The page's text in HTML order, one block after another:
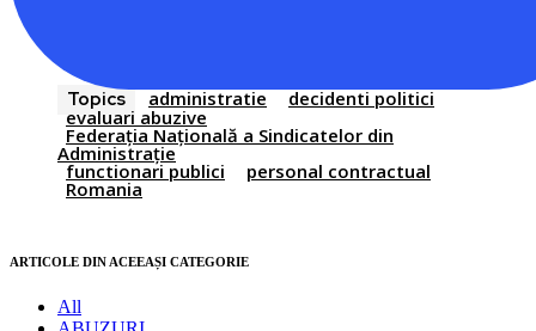
Topics administratie
decidenti politici
evaluari abuzive
Federația Națională a Sindicatelor din
Administrație
functionari publici personal contractual
Romania
ARTICOLE DIN ACEEAȘI CATEGORIE
All